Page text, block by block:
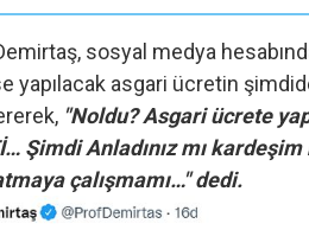
itirafçı mı? Kim bu genel
sosyal medya
yapılacak asgari ücretin
"Noldu? Asgari ücrete
Şimdi Anladınız mı kardeşim
çalışmamı…" dedi.